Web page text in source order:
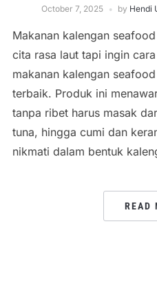
October 7, 2025 by Hendi
Makanan kalengan
cita rasa laut tapi ingin
makanan kalengan
terbaik. Produk ini
tanpa ribet harus masak
tuna, hingga cumi dan
nikmati dalam bentuk
READ